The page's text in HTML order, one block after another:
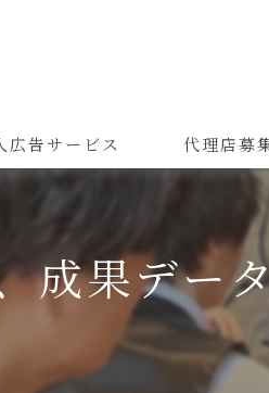
広告サービス 代理店募
成果デー